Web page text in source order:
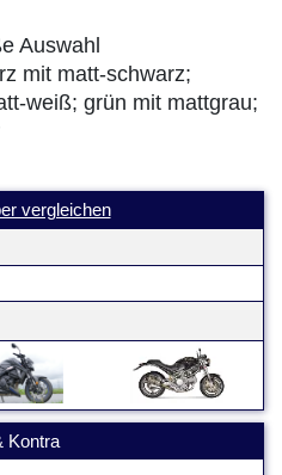
Auswahl
mit matt-schwarz;
weiß; grün mit mattgrau;
vergleichen
Kontra